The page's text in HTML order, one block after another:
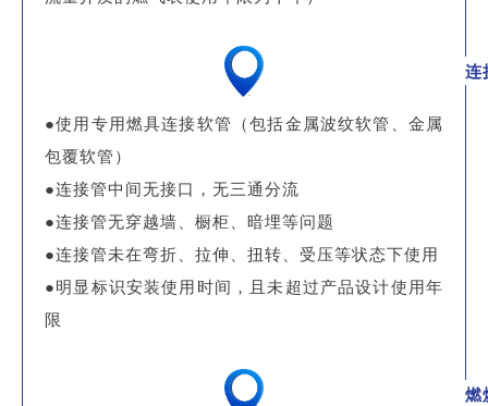
连
●使用专用燃具连接软管（包括金属波纹软管、金属
包覆软管）
●连接管中间无接口，无三通分流
●连接管无穿越墙、橱柜、暗埋等问题
●连接管未在弯折、拉伸、扭转、受压等状态下使用
●明显标识安装使用时间，且未超过产品设计使用年
限
燃